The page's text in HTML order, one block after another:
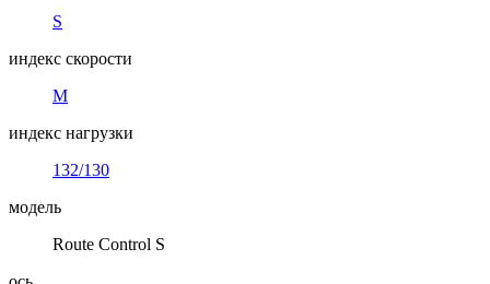
S
индекс скорости
M
индекс нагрузки
132/130
модель
Route Control S